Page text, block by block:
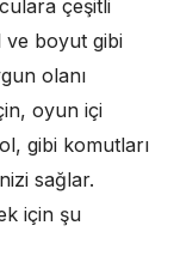
çeşitli
ve boyut gibi
olanı
oyun içi
gibi komutları
sağlar.
için şu